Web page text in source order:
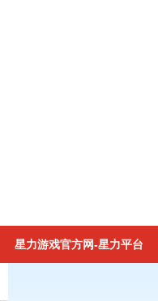
星力游戏官方网-星力平台